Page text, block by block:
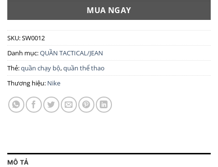
MUA NGAY
SKU:SW0012
Danh mục:QUẦN TACTICAL/JEAN
Thẻ:quần chạy bộ,quần thể thao
Thương hiệu: Nike
MÔ TẢ